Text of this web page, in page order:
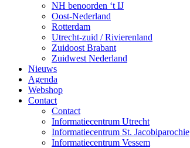
NH benoorden ‘t IJ
Oost-Nederland
Rotterdam
Utrecht-zuid / Rivierenland
Zuidoost Brabant
Zuidwest Nederland
Nieuws
Agenda
Webshop
Contact
Contact
Informatiecentrum Utrecht
Informatiecentrum St. Jacobiparochie
Informatiecentrum Vessem